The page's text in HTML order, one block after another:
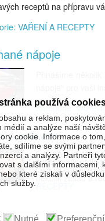
receptů na přípravu
VAŘENÍ A RECEPTY
nápoje
Kategorie: VAŘENÍ
o grilování
Grilování je dnes
zpestřením
jakousi
několik zásad a
používá
a reklam,
médií a analýze naší
cookie. Informace o
sdílíme se svými
a analýzy. Partneři
s dalšími informacemi,
které získali v
služby.
Nutné Preferenční